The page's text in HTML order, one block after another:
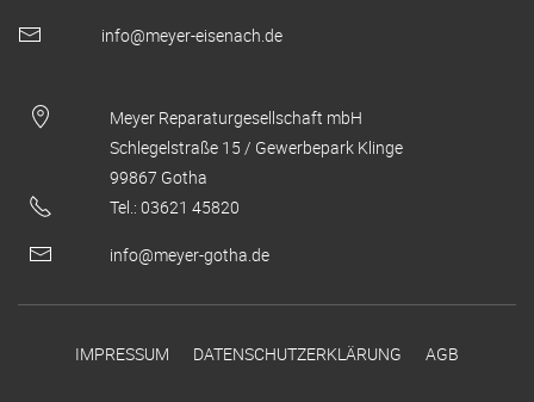
info@meyer-eisenach.de
Meyer Reparaturgesellschaft mbH
Schlegelstraße 15 / Gewerbepark Klinge
99867 Gotha
Tel.: 03621 45820
info@meyer-gotha.de
IMPRESSUM DATENSCHUTZERKLÄRUNG AGB